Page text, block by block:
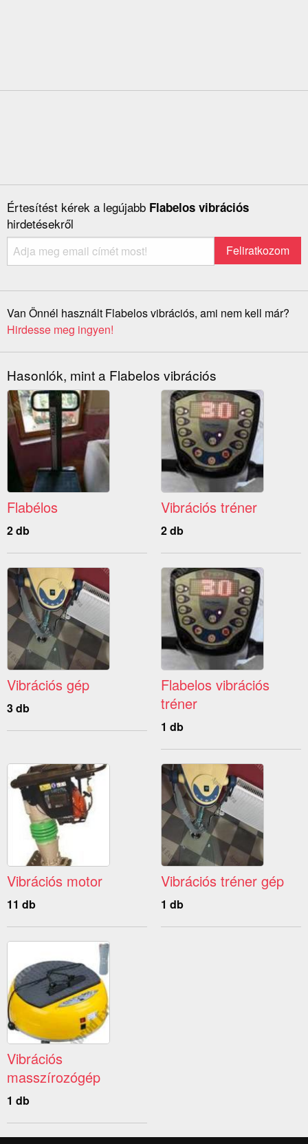
Értesítést kérek a legújabb Flabelos vibrációs
hirdetésekről
Van Önnél használt Flabelos vibrációs, ami nem kell már?
Hirdesse meg ingyen!
Hasonlók, mint a Flabelos vibrációs
Flabélos
2 db
Vibrációs tréner
2 db
Vibrációs gép
3 db
Flabelos vibrációs
tréner
1 db
Vibrációs motor
11 db
Vibrációs tréner gép
1 db
Vibrációs
masszírozógép
1 db